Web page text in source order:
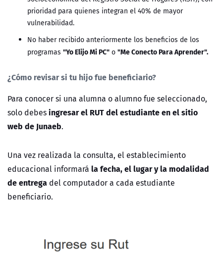
prioridad para quienes integran el 40% de mayor
vulnerabilidad.
No haber recibido anteriormente los beneficios de los
programas "Yo Elijo Mi PC" o "Me Conecto Para Aprender".
¿Cómo revisar si tu hijo fue beneficiario?
Para conocer si una alumna o alumno fue seleccionado,
solo debesingresar el RUT del estudiante en el sitio
web de Junaeb.
Una vez realizada la consulta, el establecimiento
educacional informará la fecha, el lugar y la modalidad
de entrega del computador a cada estudiante
beneficiario.